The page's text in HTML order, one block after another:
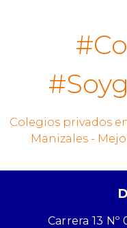
Colegios privados
Manizales -
Carrera 13 Nº